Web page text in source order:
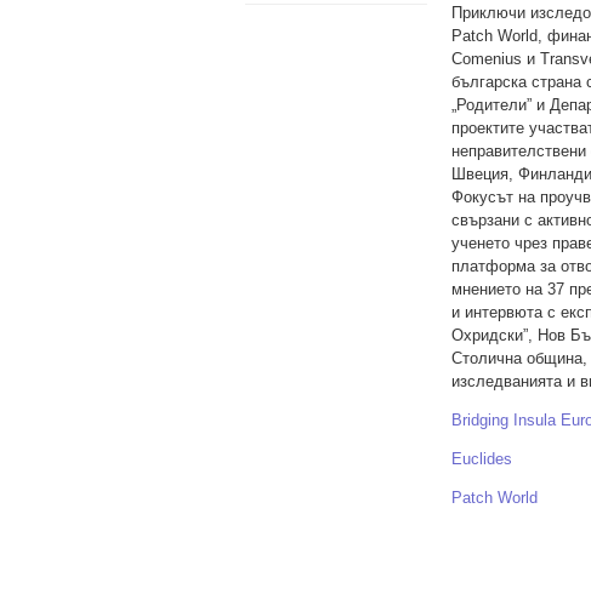
Приключи
Patch World,
Comenius и
българска страна
„Родители” и
проектите
Швеция,
Фокусът на
свързани с
ученето чрез
платформа за
мнението на 37
и интервюта с
Охридски”, Нов
Столична община,
изследванията и
Bridging Insula
Euclides
Patch World